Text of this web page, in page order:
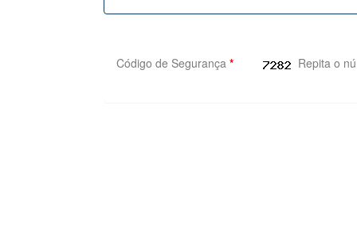
Código de Segurança * Repita o